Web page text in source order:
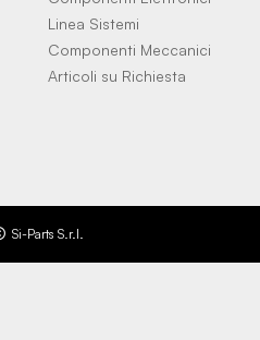
Linea Sistemi
Componenti Meccanici
Articoli su Richiesta
Si-Parts S.r.l.